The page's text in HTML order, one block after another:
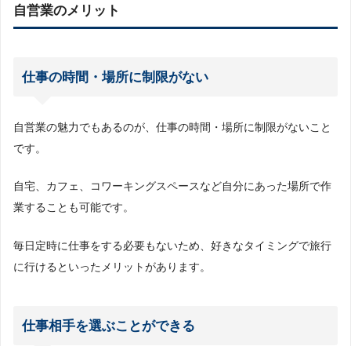
自営業のメリット
仕事の時間・場所に制限がない
自営業の魅力でもあるのが、仕事の時間・場所に制限がないこと
です。
自宅、カフェ、コワーキングスペースなど自分にあった場所で作
業することも可能です。
毎日定時に仕事をする必要もないため、好きなタイミングで旅行
に行けるといったメリットがあります。
仕事相手を選ぶことができる